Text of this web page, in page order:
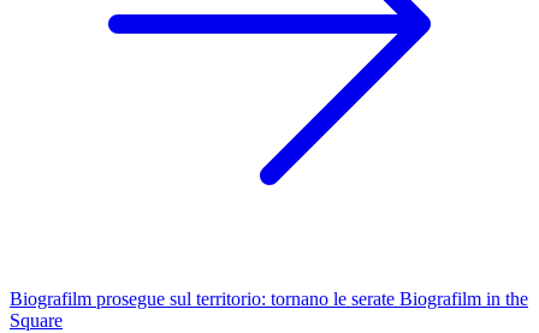
Biografilm prosegue sul territorio: tornano le serate Biografilm in the
Square